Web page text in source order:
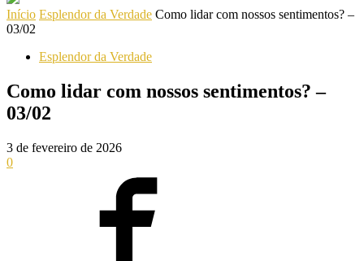
Início Esplendor da Verdade Como lidar com nossos sentimentos? –
03/02
Esplendor da Verdade
Como lidar com nossos sentimentos? –
03/02
3 de fevereiro de 2026
0